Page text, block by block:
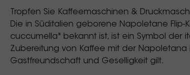
Tropfen Sie Kaffeemaschinen &
Die in Süditalien geborene Napoletane
cuccumella" bekannt ist, ist ein Symbol der
Zubereitung von Kaffee mit der Napoletana
Gastfreundschaft und Geselligkeit gilt.